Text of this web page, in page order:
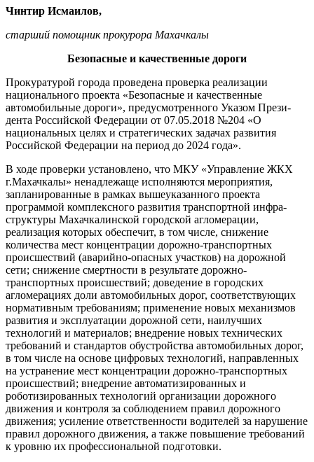
Чинтир Исмаилов,
старший помощник прокурора Махачкалы
Безопасные и качественные дороги
Прокуратурой города проведена проверка реализации
националь­ного проекта «Безопасные и каче­ственные
автомобильные дороги», предусмотренного Указом Прези­
дента Российской Федерации от 07.05.2018 №204 «О
национальных целях и стратегических задачах развития
Российской Федерации на период до 2024 года».
В ходе проверки установле­но, что МКУ «Управление ЖКХ
г.Махачкалы» ненадлежаще испол­няются мероприятия,
запланиро­ванные в рамках вышеуказанного проекта
программой комплексно­го развития транспортной инфра­
структуры Махачкалинской город­ской агломерации,
реализация которых обеспечит, в том числе, снижение
количества мест кон­центрации дорожно-транспортных
происшествий (аварийно-опасных участков) на дорожной
сети; сни­жение смертности в результате дорожно-
транспортных проис­шествий; доведение в городских
агломерациях доли автомобиль­ных дорог, соответствующих
нор­мативным требованиям; примене­ние новых механизмов
развития и эксплуатации дорожной сети, наилучших
технологий и материа­лов; внедрение новых технических
требований и стандартов обу­стройства автомобильных дорог,
в том числе на основе цифровых тех­нологий, направленных
на устра­нение мест концентрации дорож­но-транспортных
происшествий; внедрение автоматизированных и
роботизированных технологий ор­ганизации дорожного
движения и контроля за соблюдением правил дорожного
движения; усиление ответственности водителей за на­рушение
правил дорожного дви­жения, а также повышение требо­ваний
к уровню их профессиональ­ной подготовки.